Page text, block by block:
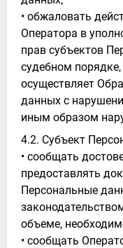
• обжаловать
Оператора в
прав субъектов
судебном порядке,
осуществляет
данных с
иным образом
4.2. Субъект
• сообщать
предоставлять
Персональные
объеме,
• сообщать